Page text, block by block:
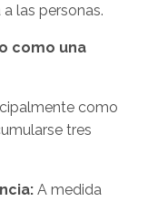
las personas.
como una
como
tres
A medida